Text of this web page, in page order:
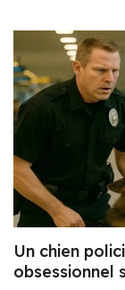
Un chien
obsessionnel